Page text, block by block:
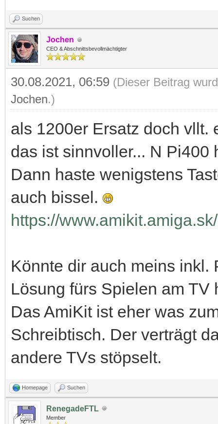
Suchen
Jochen
CEO & Abschnittsbevollmächtigter
30.08.2021, 06:59 (Dieser Beitrag
Jochen.)
als 1200er Ersatz doch vllt.
das ist sinnvoller... N
Dann haste wenigstens
auch bissel.
https://
Könnte dir auch meins inkl.
Lösung fürs Spielen am TV
Das AmiKit ist eher was
Schreibtisch. Der verträgt
andere TVs stöpselt.
Homepage Suchen
RenegadeFTL
Member